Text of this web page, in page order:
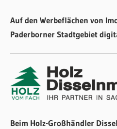
Auf den Werbeflächen von
Paderborner Stadtgebiet
Beim Holz-Großhändler